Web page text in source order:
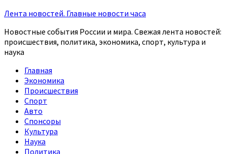
Лента новостей. Главные новости часа
Новостные события России и мира. Свежая лента новостей:
происшествия, политика, экономика, спорт, культура и
наука
Главная
Экономика
Происшествия
Спорт
Авто
Спонсоры
Культура
Наука
Политика